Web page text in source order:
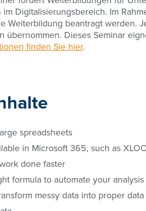
Digitalisierungsbereich. Im
Weiterbildung beantragt werden.
übernommen. Dieses Seminar
finden Sie hier.
spreadsheets
in Microsoft 365, such as
done faster
formula to automate your analysis
messy data into proper data